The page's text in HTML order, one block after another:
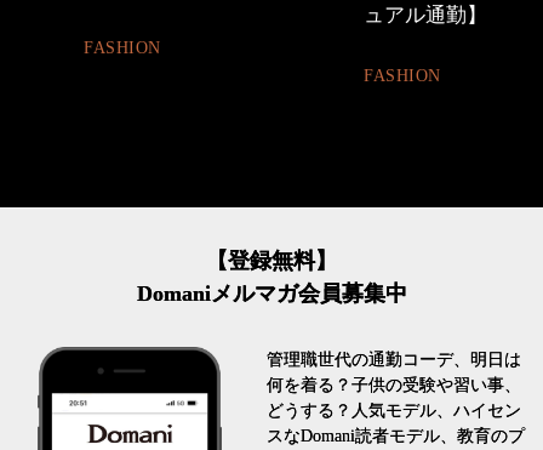
とは
FASHION
【登録無料】
Domaniメルマガ会員募集中
管理職世代の通勤コーデ、明日は
何を着る？子供の受験や習い事、
どうする？人気モデル、ハイセン
スなDomani読者モデル、教育のプ